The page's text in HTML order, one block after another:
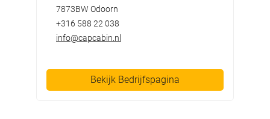
7873BW Odoorn
+316 588 22 038
info@capcabin.nl
Bekijk Bedrijfspagina